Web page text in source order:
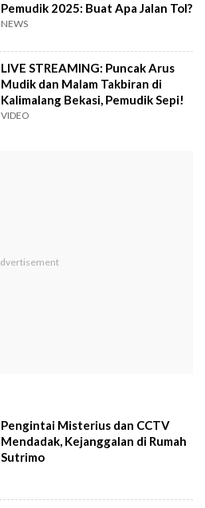
Pemudik 2025: Buat Apa Jalan Tol?
NEWS
LIVE STREAMING: Puncak Arus
Mudik dan Malam Takbiran di
Kalimalang Bekasi, Pemudik Sepi!
VIDEO
Pengintai Misterius dan CCTV
Mendadak, Kejanggalan di Rumah
Sutrimo